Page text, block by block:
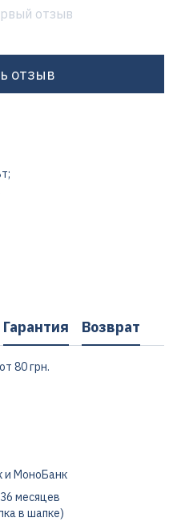
отзыв
отзыв
Гарантия Возврат
80 грн.
и МоноБанк
месяцев
в шапке)